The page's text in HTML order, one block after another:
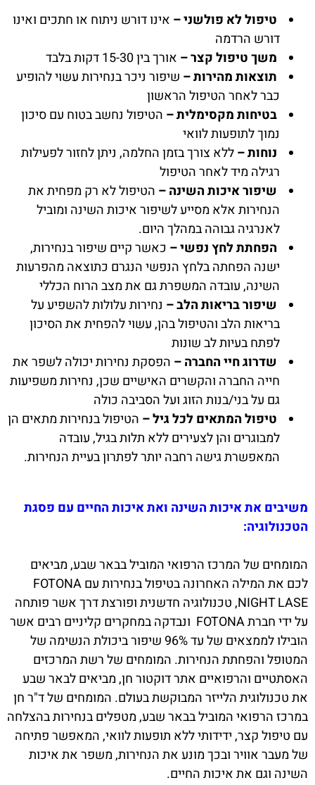
טיפול לא פולשני – אינו דורש ניתוח או חתכים ואינו
דורש הרדמה
משך טיפול קצר – אורך בין 15-30 דקות בלבד
תוצאות מהירות – שיפור ניכר בנחירות עשוי להופיע
כבר לאחר הטיפול הראשון
בטיחות מקסימלית – הטיפול נחשב בטוח עם סיכון
נמוך לתופעות לוואי
נוחות –ללא צורך בזמן החלמה, ניתן לחזור לפעילות
רגילה מיד לאחר הטיפול
שיפור איכות השינה – הטיפול לא רק מפחית את
הנחירות אלא מסייע לשיפור איכות השינה ומוביל
לאנרגיה גבוהה במהלך היום.
הפחתת לחץ נפשי – כאשר קיים שיפור בנחירות,
ישנה הפחתה בלחץ הנפשי הנגרם כתוצאה מהפרעות
השינה, עובדה המשפרת גם את מצב הרוח הכללי
שיפור בריאות הלב – נחירות עלולות להשפיע על
בריאות הלב והטיפול בהן, עשוי להפחית את הסיכון
לפתח בעיות לב שונות
שדרוג חיי החברה – הפסקת נחירות יכולה לשפר את
חייה החברה והקשרים האישיים שכן, נחירות משפיעות
גם על בני/בנות הזוג ועל הסביבה כולה
טיפול המתאים לכל גיל – הטיפול בנחירות מתאים הן
למבוגרים והן לצעירים ללא תלות בגיל, עובדה
המאפשרת גישה רחבה יותר לפתרון בעיית הנחירות.
משיבים את איכות השינה ואת איכות החיים עם פסגת
הטכנולוגיה:
המומחים של המרכז הרפואי המוביל בבאר שבע, מביאים
לכם את המילה האחרונה בטיפול בנחירות עם FOTONA
NIGHT LASE, טכנולוגיה חדשנית ופורצת דרך אשר פותחה
על ידי חברת FOTONA ונבדקה במחקרים קליניים רבים אשר
הובילו לממצאים של עד 96% שיפור ביכולת הנשימה של
המטופל והפחתת הנחירות. המומחים של רשת המרכזים
האסתטיים והרפואיים אתר דוקטור חן, מביאים לבאר שבע
את טכנולוגית הלייזר המבוקשת בעולם. המומחים של ד"ר חן
במרכז הרפואי המוביל בבאר שבע, מטפלים בנחירות בהצלחה
עם טיפול קצר, ידידותי ללא תופעות לוואי, המאפשר פתיחה
של מעבר אוויר ובכך מונע את הנחירות, משפר את איכות
השינה וגם את איכות החיים.